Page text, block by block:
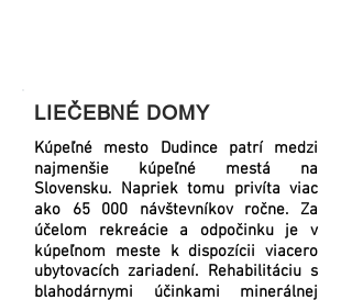
LIEČEBNÉ DOMY
Kúpeľné mesto Dudince patrí medzi
najmenšie kúpeľné mestá na
Slovensku. Napriek tomu privíta viac
ako 65 000 návštevníkov ročne. Za
účelom rekreácie a odpočinku je v
kúpeľnom meste k dispozícii viacero
ubytovacích zariadení. Rehabilitáciu s
blahodárnymi účinkami minerálnej